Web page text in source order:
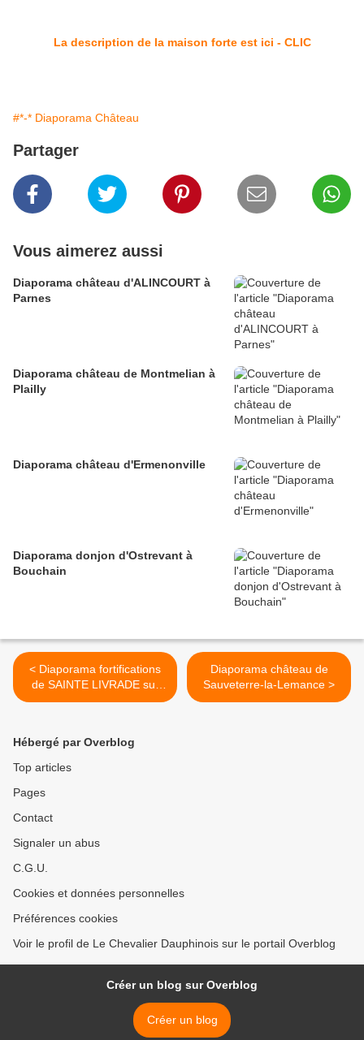
La description de la maison forte est ici - CLIC
#*-* Diaporama Château
Partager
Vous aimerez aussi
Diaporama château d'ALINCOURT à
Parnes
Diaporama château de Montmelian à
Plailly
Diaporama château d'Ermenonville
Diaporama donjon d'Ostrevant à
Bouchain
< Diaporama fortifications
de SAINTE LIVRADE sur
LOT
Diaporama château de
Sauveterre-la-Lemance >
Hébergé par Overblog
Top articles
Pages
Contact
Signaler un abus
C.G.U.
Cookies et données personnelles
Préférences cookies
Voir le profil de Le Chevalier Dauphinois sur le portail Overblog
Créer un blog sur Overblog
Créer un blog